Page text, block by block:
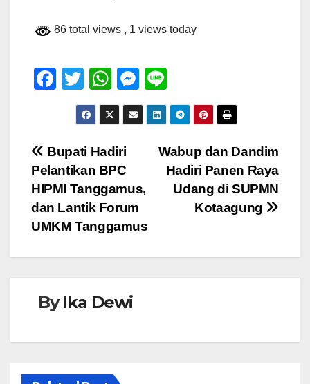
86 total views , 1 views today
F
e
b
o
o
k
T
wi
tt
er
W
h
at
s
A
p
p
M
e
ss
g
n
e
Navigasi
pos
Wabup dan Dandim
Hadiri Panen Raya
Udang di SUPMN
Kotaagung
Bupati Hadiri
Pelantikan BPC
HIPMI Tanggamus,
dan Lantik Forum
UMKM Tanggamus
ByIka Dewi